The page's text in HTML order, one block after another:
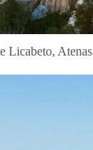
Licabeto, Atenas